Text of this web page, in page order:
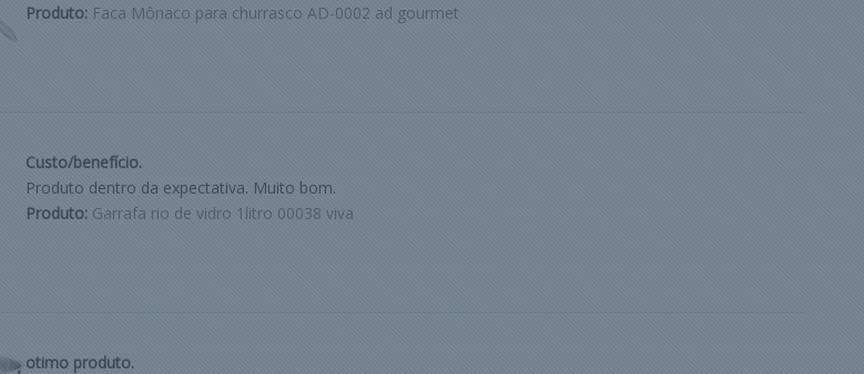
Produto:Faca Mônaco para churrasco AD-0002 ad gourmet
Custo/benefício.
Produto dentro da expectativa. Muito bom.
Produto:Garrafa rio de vidro 1litro 00038 viva
otimo produto.